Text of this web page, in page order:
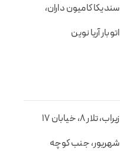
سندیکا کامیون داران،
اتوبار آریا نوین
زیراب، تلار ۸، خیابان ۱۷
شهریور، جنب کوچه